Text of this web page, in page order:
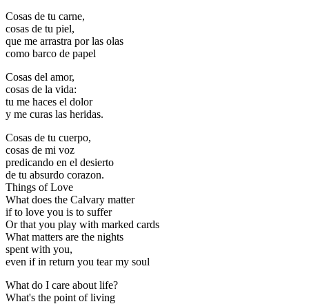
Cosas de tu carne,
cosas de tu piel,
que me arrastra por las olas
como barco de papel
Cosas del amor,
cosas de la vida:
tu me haces el dolor
y me curas las heridas.
Cosas de tu cuerpo,
cosas de mi voz
predicando en el desierto
de tu absurdo corazon.
Things of Love
What does the Calvary matter
if to love you is to suffer
Or that you play with marked cards
What matters are the nights
spent with you,
even if in return you tear my soul
What do I care about life?
What's the point of living